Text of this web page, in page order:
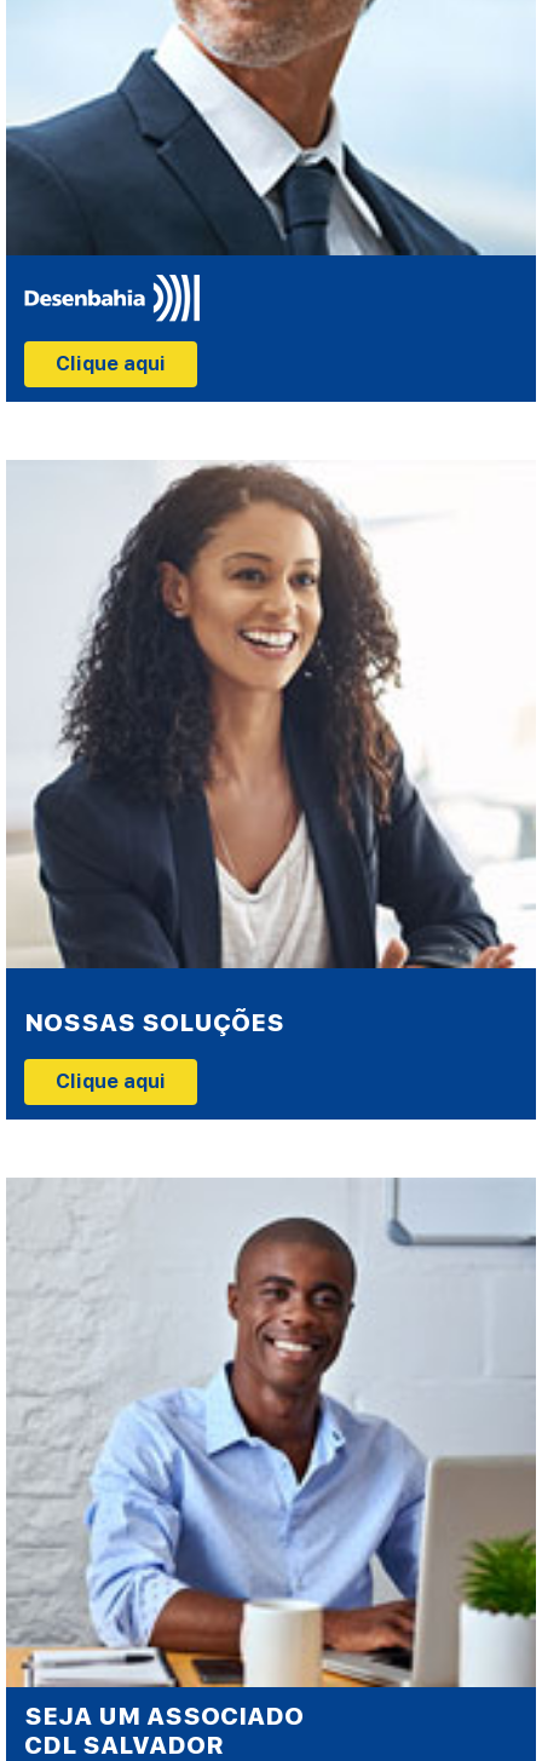
Clique aqui
NOSSAS SOLUÇÕES
Clique aqui
SEJA UM ASSOCIADO
CDL SALVADOR